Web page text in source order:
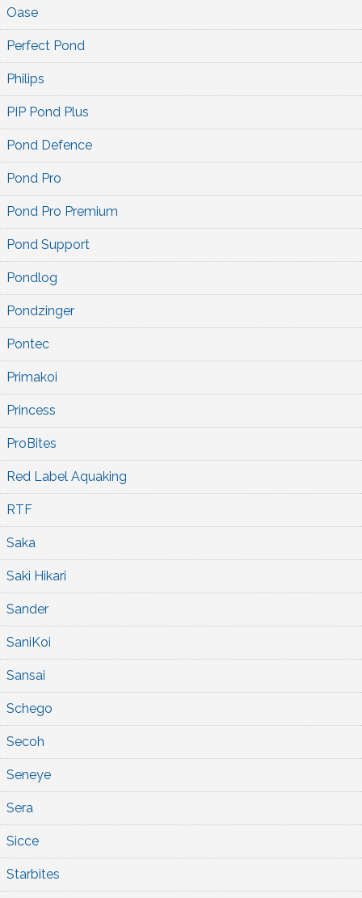
Oase
Perfect Pond
Philips
PIP Pond Plus
Pond Defence
Pond Pro
Pond Pro Premium
Pond Support
Pondlog
Pondzinger
Pontec
Primakoi
Princess
ProBites
Red Label Aquaking
RTF
Saka
Saki Hikari
Sander
SaniKoi
Sansai
Schego
Secoh
Seneye
Sera
Sicce
Starbites